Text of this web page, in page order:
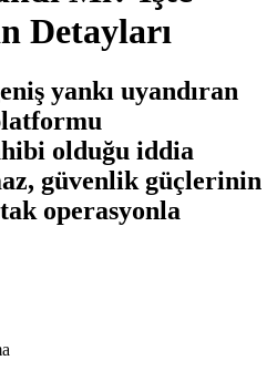
Detayları
yankı uyandıran
olduğu iddia
güvenlik güçlerinin
operasyonla